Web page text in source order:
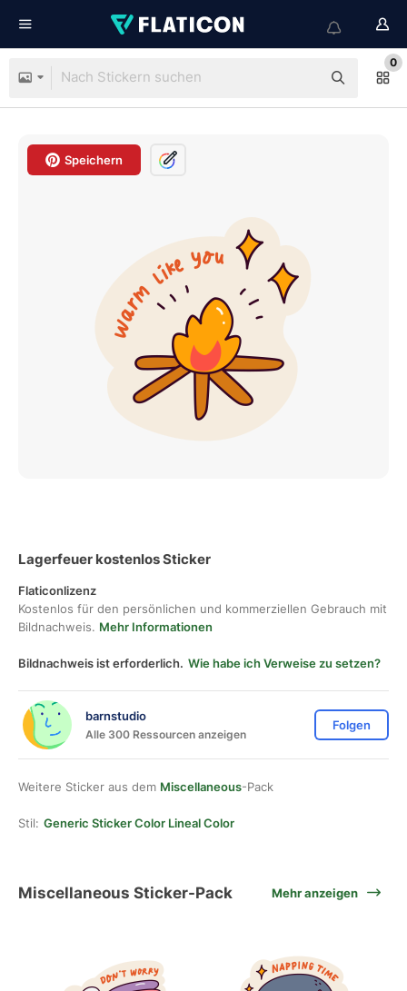
0
Speichern
Lagerfeuer kostenlos Sticker
Flaticonlizenz
Kostenlos für den persönlichen und kommerziellen Gebrauch mit
Bildnachweis. Mehr Informationen
Bildnachweis ist erforderlich. Wie habe ich Verweise zu setzen?
barnstudio
Alle 300 Ressourcen anzeigen
Folgen
Weitere Sticker aus dem Miscellaneous-Pack
Stil: Generic Sticker Color Lineal Color
Miscellaneous Sticker-Pack Mehr anzeigen